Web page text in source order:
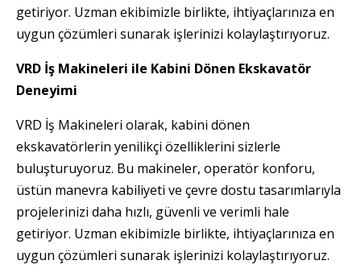
getiriyor. Uzman ekibimizle birlikte, ihtiyaçlarınıza en
uygun çözümleri sunarak işlerinizi kolaylaştırıyoruz.
VRD İş Makineleri ile Kabini Dönen Ekskavatör
Deneyimi
VRD İş Makineleri olarak, kabini dönen
ekskavatörlerin yenilikçi özelliklerini sizlerle
buluşturuyoruz. Bu makineler, operatör konforu,
üstün manevra kabiliyeti ve çevre dostu tasarımlarıyla
projelerinizi daha hızlı, güvenli ve verimli hale
getiriyor. Uzman ekibimizle birlikte, ihtiyaçlarınıza en
uygun çözümleri sunarak işlerinizi kolaylaştırıyoruz.